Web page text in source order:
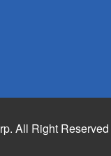
All Right Reserved